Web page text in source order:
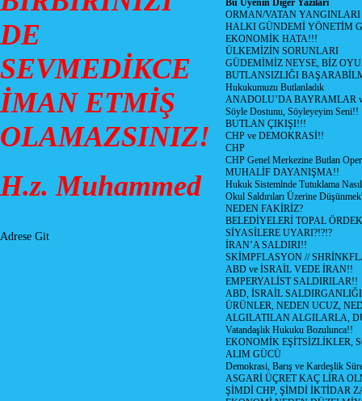
DE
SEVMEDİKCE
İMAN ETMİŞ
OLAMAZSINIZ!
H.z. Muhammed
Adrese Git
Bu Üyenin Diğer Yazıları
ORMAN/VATAN
HALKI GÜNDEMİ YÖNETİM
EKONOMİK HATA!!!
ÜLKEMİZİN SORUNLARI
GÜDEMİMİZ NEYSE, BİZ
BUTLANSIZLIĞI
Hukukumuzu Butlanladık
ANADOLU’DA BAYRAMLAR
Söyle Dostunu, Söyleyeyim Seni!!
BUTLAN ÇIKIŞI!!!
CHP ve DEMOKRASİ!!
CHP
CHP Genel Merkezine Butlan
MUHALİF DAYANIŞMA!!
Hukuk Sistemlnde Tutuklama
Okul Saldırıları Üzerine
NEDEN FAKİRİZ?
BELEDİYELERİ TOPAL
SİYASİLERE UYARI?!?!?
İRAN’A SALDIRI!!
SKİMPFLASYON //
ABD ve İSRAİL VEDE İRAN!!
EMPERYALİST SALDIRILAR!!
ABD, İSRAİL SALDIRGANLIĞI
ÜRÜNLER, NEDEN UCUZ,
ALGILATILAN ALGILARLA,
Vatandaşlık Hukuku Bozulunca!!
EKONOMİK EŞİTSİZLİKLER,
ALIM GÜCÜ
Demokrasi, Barış ve Kardeşlik
ASGARİ ÜÇRET KAÇ LİRA
ŞİMDİ CHP, ŞİMDİ İKTİDAR